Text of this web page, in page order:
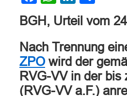
BGH, Urteil vom
Nach Trennung
ZPOwird der
RVG-VV in der bis
(RVG-VV a.F.)